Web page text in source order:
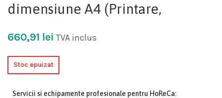
dimensiune A4 (Printare,
660,91 lei TVA inclus
Stoc epuizat
Servicii si echipamente profesionale pentru HoReCa: